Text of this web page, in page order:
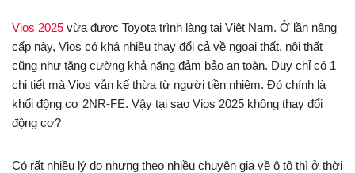
Vios 2025 vừa được Toyota trình làng tại Việt Nam. Ở lần nâng
cấp này, Vios có khá nhiều thay đổi cả về ngoại thất, nội thất
cũng như tăng cường khả năng đảm bảo an toàn. Duy chỉ có 1
chi tiết mà Vios vẫn kế thừa từ người tiền nhiệm. Đó chính là
khối động cơ 2NR-FE. Vậy tại sao Vios 2025 không thay đổi
động cơ?
Có rất nhiều lý do nhưng theo nhiều chuyên gia về ô tô thì ở thời